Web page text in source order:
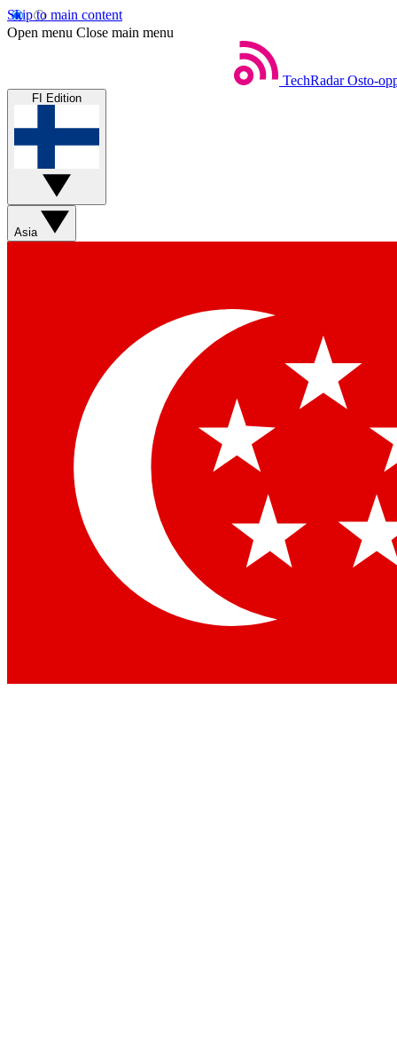
Skip to main content
Open menu Close main menu
TechRadar Osto-
FI Edition
Asia